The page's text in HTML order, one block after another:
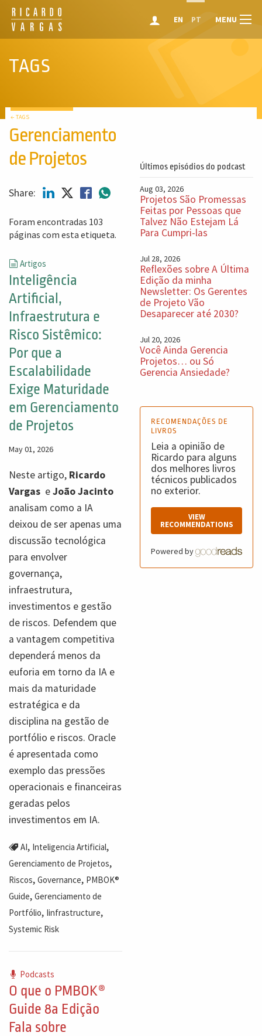
EN PT MENU
TAGS
← TAGS
Gerenciamento
de Projetos
Share:
Foram encontradas 103
páginas com esta etiqueta.
Artigos
Inteligência
Artificial,
Infraestrutura e
Risco Sistêmico:
Por que a
Escalabilidade
Exige Maturidade
em Gerenciamento
de Projetos
May 01, 2026
Neste artigo, Ricardo
Vargas eJoão Jacinto
analisam como a IA
deixou de ser apenas uma
discussão tecnológica
para envolver
governança,
infraestrutura,
investimentos e gestão
de riscos. Defendem que
a vantagem competitiva
dependerá menos da
euforia em torno da IA e
mais da maturidade
estratégica e da
disciplina na gestão de
portfólio e riscos. Oracle
é apresentada como
exemplo das pressões
operacionais e financeiras
geradas pelos
investimentos em IA.
AI, Inteligencia Artificial,
Gerenciamento de Projetos,
Riscos, Governance, PMBOK®
Guide, Gerenciamento de
Portfólio, Iinfrastructure,
Systemic Risk
Podcasts
O que o PMBOK®
Guide 8a Edição
Fala sobre
Últimos episódios do podcast
Aug 03, 2026
Projetos São Promessas
Feitas por Pessoas que
Talvez Não Estejam Lá
Para Cumpri-las
Jul 28, 2026
Reflexões sobre A Última
Edição da minha
Newsletter: Os Gerentes
de Projeto Vão
Desaparecer até 2030?
Jul 20, 2026
Você Ainda Gerencia
Projetos… ou Só
Gerencia Ansiedade?
RECOMENDAÇÕES DE
LIVROS
Leia a opinião de
Ricardo para alguns
dos melhores livros
técnicos publicados
no exterior.
VIEW
RECOMMENDATIONS
Powered by